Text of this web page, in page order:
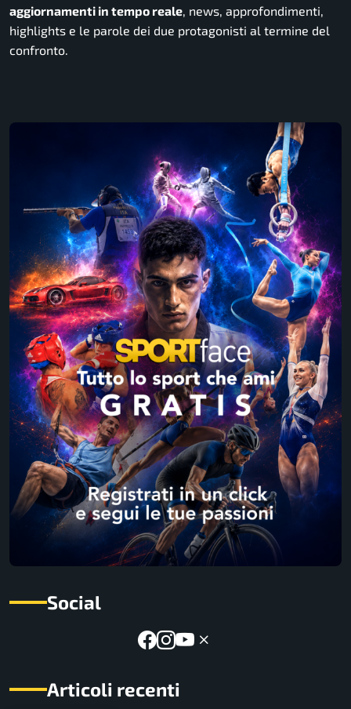
aggiornamenti in tempo reale, news, approfondimenti,
highlights e le parole dei due protagonisti al termine del
confronto.
Social
Articoli recenti